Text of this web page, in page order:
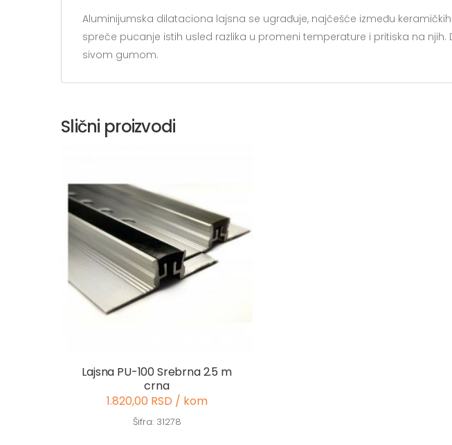
Aluminijumska dilataciona lajsna se ugrađuje, najčešće između
spreče pucanje istih usled razlika u promeni temperature i pritiska na
sivom gumom.
Slični proizvodi
Lajsna PU-100 Srebrna 2.5 m
crna
1.820,00 RSD / kom
Šifra: 31278